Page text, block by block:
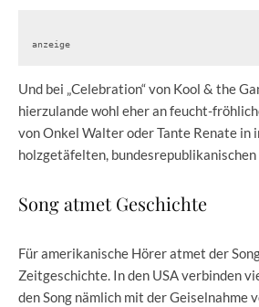
anzeige
Und bei „Celebration“ von Kool & the
hierzulande wohl eher an feucht-
von Onkel Walter oder Tante Renate in
holzgetäfelten,
Song atmet Geschichte
Für amerikanische Hörer atmet der
Zeitgeschichte. In den USA verbinden
den Song nämlich mit der Geiselnahme